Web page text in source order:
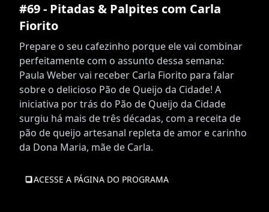
#69 - Pitadas & Palpites com Carla
Fiorito
Prepare o seu cafezinho porque ele vai combinar
perfeitamente com o assunto dessa semana:
Paula Weber vai receber Carla Fiorito para falar
sobre o delicioso Pão de Queijo da Cidade! A
iniciativa por trás do Pão de Queijo da Cidade
surgiu há mais de três décadas, com a receita de
pão de queijo artesanal repleta de amor e carinho
da Dona Maria, mãe de Carla.
ACESSE A PÁGINA DO PROGRAMA